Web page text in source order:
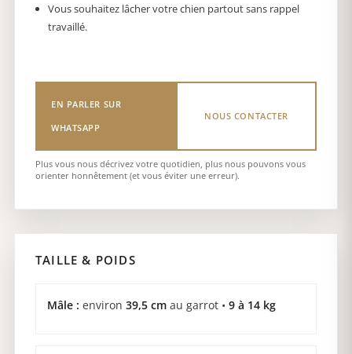
Vous souhaitez lâcher votre chien partout sans rappel
travaillé.
EN PARLER SUR
WHATSAPP
NOUS CONTACTER
Plus vous nous décrivez votre quotidien, plus nous pouvons vous
orienter honnêtement (et vous éviter une erreur).
TAILLE & POIDS
Mâle : environ 39,5 cm au garrot • 9 à 14 kg